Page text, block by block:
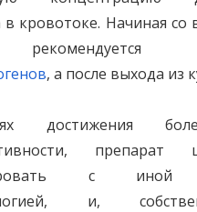
кровотоке. Начиная со
, а после выхода из
достижения
препарат
с иной
и,